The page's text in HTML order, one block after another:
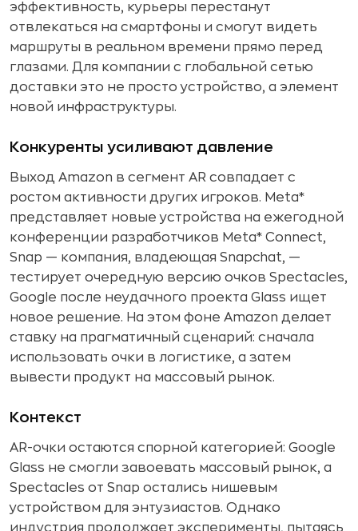
эффективность, курьеры перестанут
отвлекаться на смартфоны и смогут видеть
маршруты в реальном времени прямо перед
глазами. Для компании с глобальной сетью
доставки это не просто устройство, а элемент
новой инфраструктуры.
Конкуренты усиливают давление
Выход Amazon в сегмент AR совпадает с
ростом активности других игроков. Meta*
представляет новые устройства на ежегодной
конференции разработчиков Meta* Connect,
Snap — компания, владеющая Snapchat, —
тестирует очередную версию очков Spectacles,
Google после неудачного проекта Glass ищет
новое решение. На этом фоне Amazon делает
ставку на прагматичный сценарий: сначала
использовать очки в логистике, а затем
вывести продукт на массовый рынок.
Контекст
AR-очки остаются спорной категорией: Google
Glass не смогли завоевать массовый рынок, а
Spectacles от Snap остались нишевым
устройством для энтузиастов. Однако
индустрия продолжает эксперименты, пытаясь